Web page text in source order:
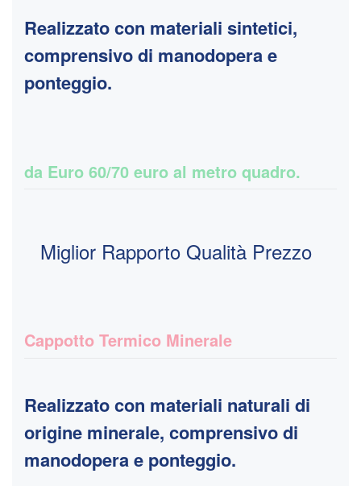
Realizzato con materiali sintetici,
comprensivo di manodopera e
ponteggio.
da Euro 60/70 euro al metro quadro.
Miglior Rapporto Qualità Prezzo
Cappotto Termico Minerale
Realizzato con materiali naturali di
origine minerale, comprensivo di
manodopera e ponteggio.